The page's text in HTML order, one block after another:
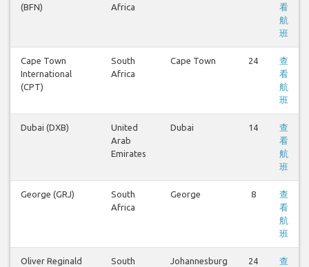
(BFN)
Africa
看
航
班
Cape Town
International
(CPT)
South
Africa
Cape Town 24
查
看
航
班
Dubai (DXB)
United
Arab
Emirates
Dubai 14
查
看
航
班
George (GRJ)
South
Africa
George 8
查
看
航
班
Oliver Reginald
South
Johannesburg 24
查